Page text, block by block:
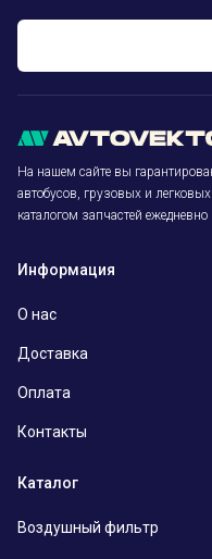
На нашем сайте вы
автобусов, грузовых и
каталогом запчастей ежедневно
Информация
О нас
Доставка
Оплата
Контакты
Каталог
Воздушный фильтр